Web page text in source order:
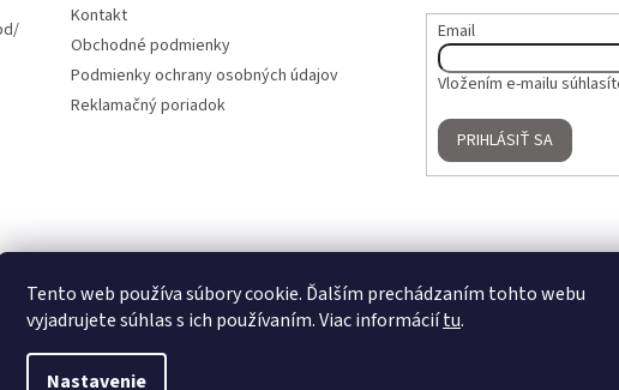
Tento web používa súbory cookie. Ďalším prechádzaním tohto webu
vyjadrujete súhlas s ich používaním. Viac informáciítu.
Nastavenie
najlacnejší je
Kontakt
Obchodné podmienky
Podmienky ochrany osobných údajov
Reklamačný poriadok
Email
Vložením e-mailu
PRIHLÁSIŤ SA